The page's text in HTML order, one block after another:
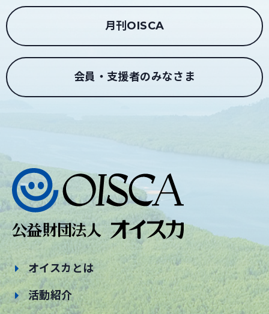
月刊OISCA
会員・支援者のみなさま
オイスカとは
活動紹介